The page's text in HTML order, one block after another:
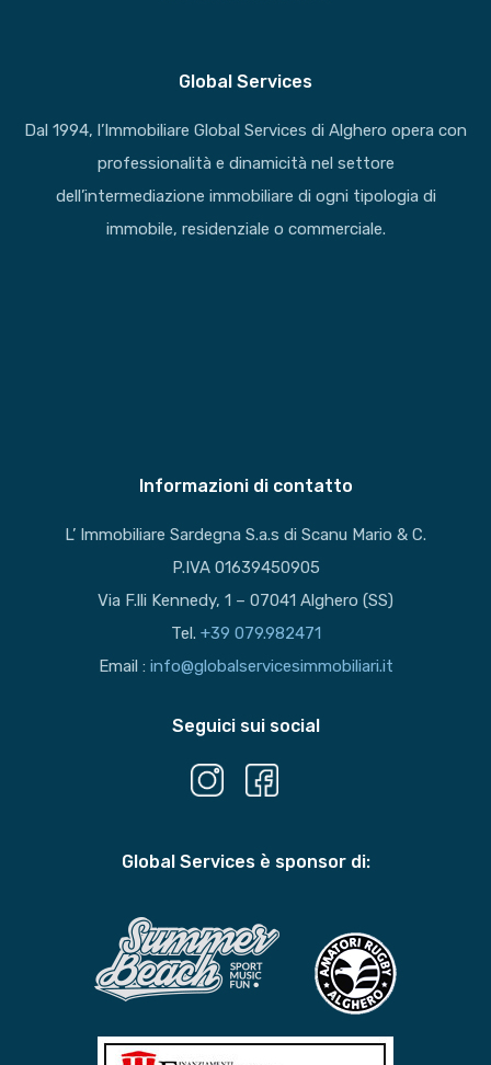
Global Services
Dal 1994, l’Immobiliare Global Services di Alghero opera con
professionalità e dinamicità nel settore
dell’intermediazione immobiliare di ogni tipologia di
immobile, residenziale o commerciale.
Informazioni di contatto
L’ Immobiliare Sardegna S.a.s di Scanu Mario & C.
P.IVA 01639450905
Via F.lli Kennedy, 1 – 07041 Alghero (SS)
Tel. +39 079.982471
Email : info@globalservicesimmobiliari.it
Seguici sui social
Global Services è sponsor di: